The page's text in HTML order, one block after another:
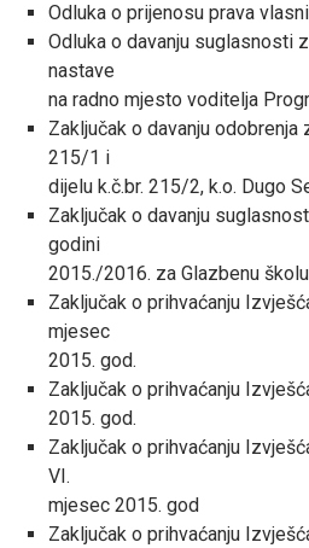
Odluka o prijenosu prava
Odluka o davanju suglasnosti
nastave
na radno mjesto voditelja
Zaključak o davanju
215/1 i
dijelu k.č.br. 215/2, k.o. Dugo
Zaključak o davanju
godini
2015./2016. za Glazbenu
Zaključak o prihvaćanju
mjesec
2015. god.
Zaključak o prihvaćanju
2015. god.
Zaključak o prihvaćanju
VI.
mjesec 2015. god
Zaključak o prihvaćanju